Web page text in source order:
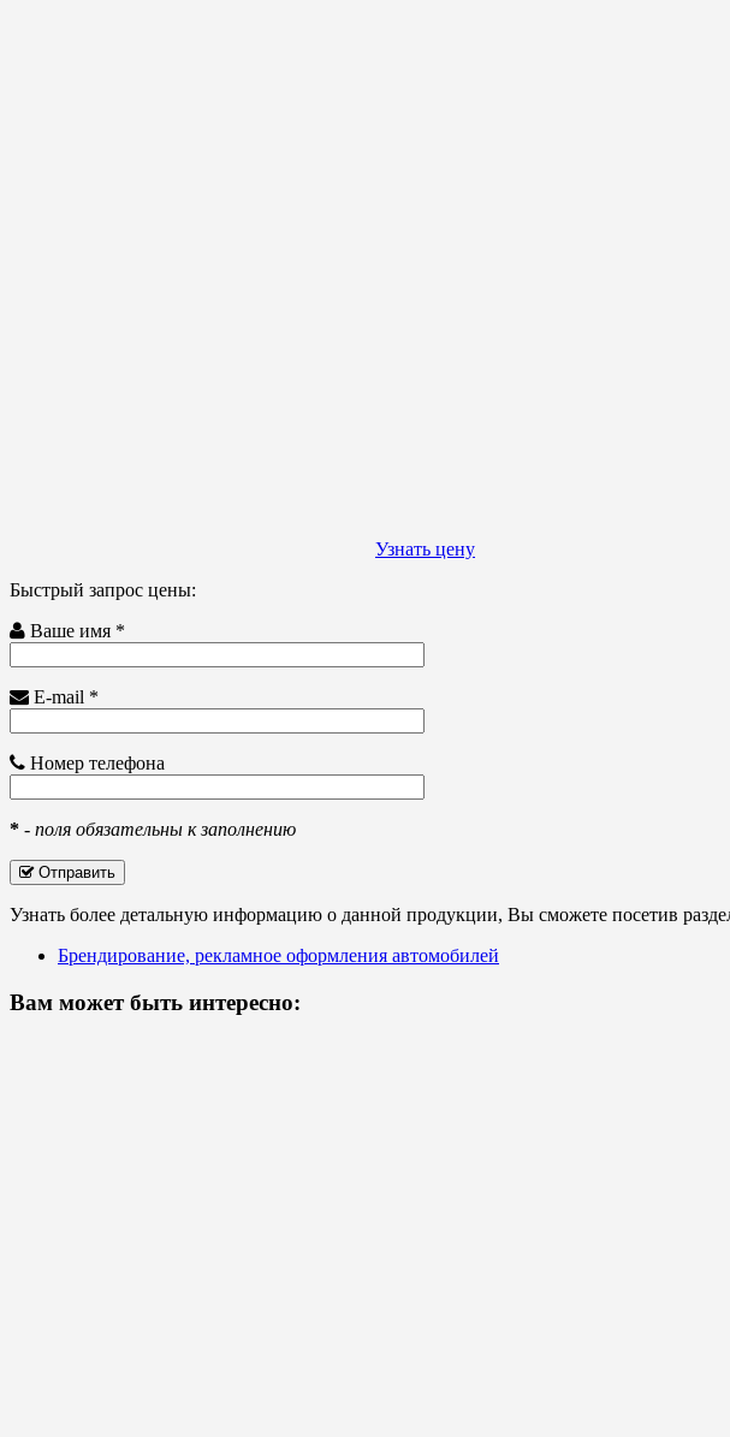
Узнать цену
Быстрый запрос цены:
Ваше имя *
E-mail *
Номер телефона
* - поля обязательны к заполнению
Отправить
Узнать более детальную информацию о данной продукции, Вы сможете посетив
Брендирование, рекламное оформления автомобилей
Вам может быть интересно: